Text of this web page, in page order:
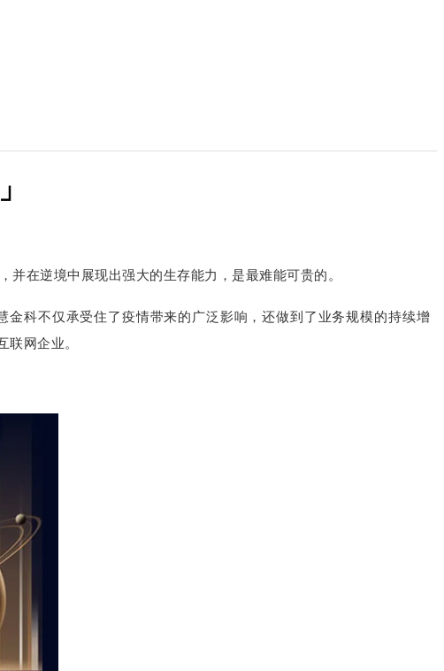
在逆境中展现出强大的生存能力，是最难能可贵的。
科不仅承受住了疫情带来的广泛影响，还做到了业务规模的持续增
联网企业。